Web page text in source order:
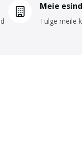
Meie
Tulge meile